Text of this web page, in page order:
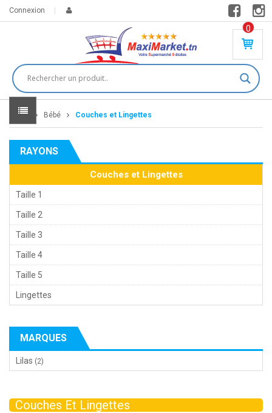
Connexion
0
PR
DU
IT(
S)
DT
Home Bébé Couches et Lingettes
RAYONS
Couches et Lingettes
Taille 1
Taille 2
Taille 3
Taille 4
Taille 5
Lingettes
MARQUES
Lilas (2)
Couches Et Lingettes